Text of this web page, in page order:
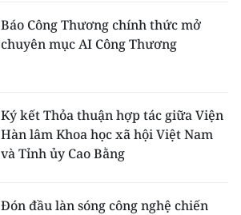
Báo Công Thương chính thức mở
chuyên mục AI Công Thương
Ký kết Thỏa thuận hợp tác giữa Viện
Hàn lâm Khoa học xã hội Việt Nam
và Tỉnh ủy Cao Bằng
Đón đầu làn sóng công nghệ chiến